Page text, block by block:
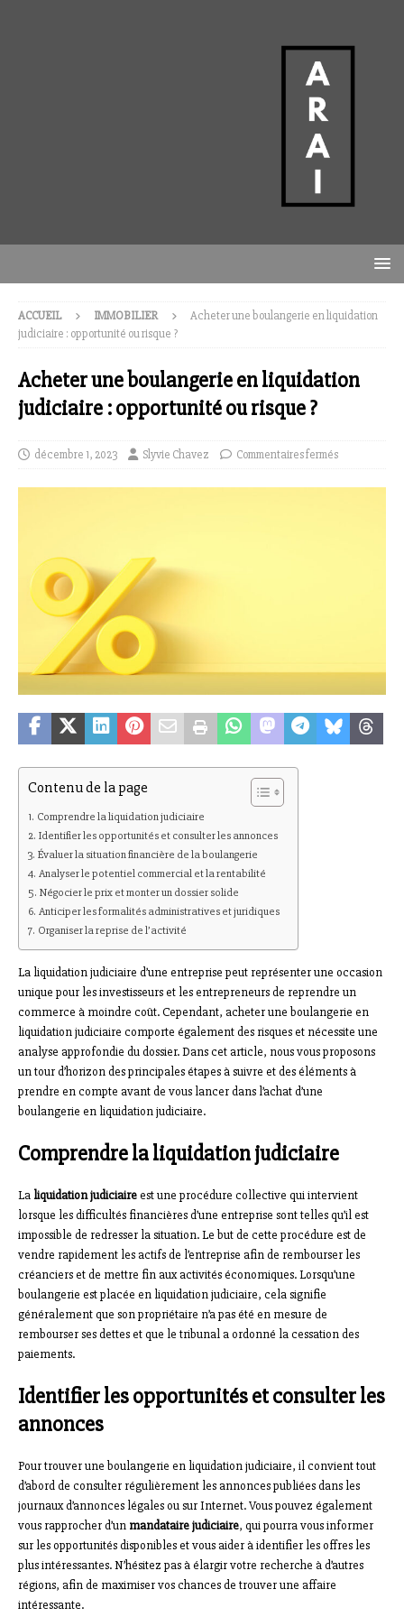
ACCUEIL IMMOBILIER
Acheter une boulangerie en liquidation
judiciaire : opportunité ou risque ?
Acheter une boulangerie en liquidation
judiciaire : opportunité ou risque ?
décembre 1, 2023 Slyvie Chavez Commentaires fermés
Contenu de la page
Comprendre la liquidation judiciaire
Identifier les opportunités et consulter les annonces
Évaluer la situation financière de la boulangerie
Analyser le potentiel commercial et la rentabilité
Négocier le prix et monter un dossier solide
Anticiper les formalités administratives et juridiques
Organiser la reprise de l’activité
La liquidation judiciaire d’une entreprise peut représenter une occasion
unique pour les investisseurs et les entrepreneurs de reprendre un
commerce à moindre coût. Cependant, acheter une boulangerie en
liquidation judiciaire comporte également des risques et nécessite une
analyse approfondie du dossier. Dans cet article, nous vous proposons
un tour d’horizon des principales étapes à suivre et des éléments à
prendre en compte avant de vous lancer dans l’achat d’une
boulangerie en liquidation judiciaire.
Comprendre la liquidation judiciaire
La liquidation judiciaireest une procédure collective qui intervient
lorsque les difficultés financières d’une entreprise sont telles qu’il est
impossible de redresser la situation. Le but de cette procédure est de
vendre rapidement les actifs de l’entreprise afin de rembourser les
créanciers et de mettre fin aux activités économiques. Lorsqu’une
boulangerie est placée en liquidation judiciaire, cela signifie
généralement que son propriétaire n’a pas été en mesure de
rembourser ses dettes et que le tribunal a ordonné la cessation des
paiements.
Identifier les opportunités et consulter les
annonces
Pour trouver une boulangerie en liquidation judiciaire, il convient tout
d’abord de consulter régulièrement les annonces publiées dans les
journaux d’annonces légales ou sur Internet. Vous pouvez également
vous rapprocher d’un mandataire judiciaire, qui pourra vous informer
sur les opportunités disponibles et vous aider à identifier les offres les
plus intéressantes. N’hésitez pas à élargir votre recherche à d’autres
régions, afin de maximiser vos chances de trouver une affaire
intéressante.